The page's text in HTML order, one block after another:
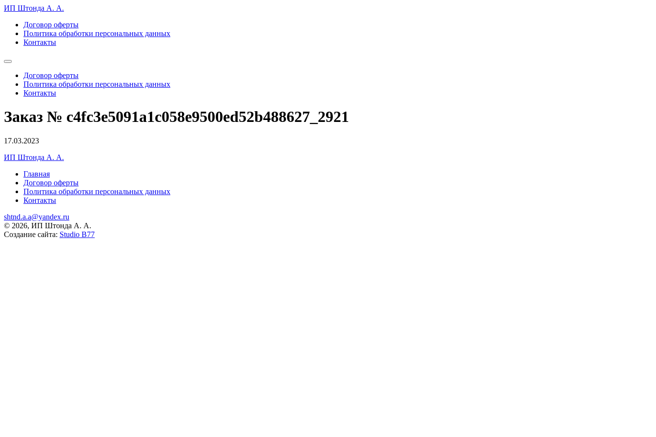
ИП Штонда А. А.
Договор оферты
Политика обработки персональных данных
Контакты
Договор оферты
Политика обработки персональных данных
Контакты
Заказ № c4fc3e5091a1c058e9500ed52b488627_2921
17.03.2023
ИП Штонда А. А.
Главная
Договор оферты
Политика обработки персональных данных
Контакты
shtnd.a.a@yandex.ru
© 2026, ИП Штонда А. А.
Создание сайта: Studio B77